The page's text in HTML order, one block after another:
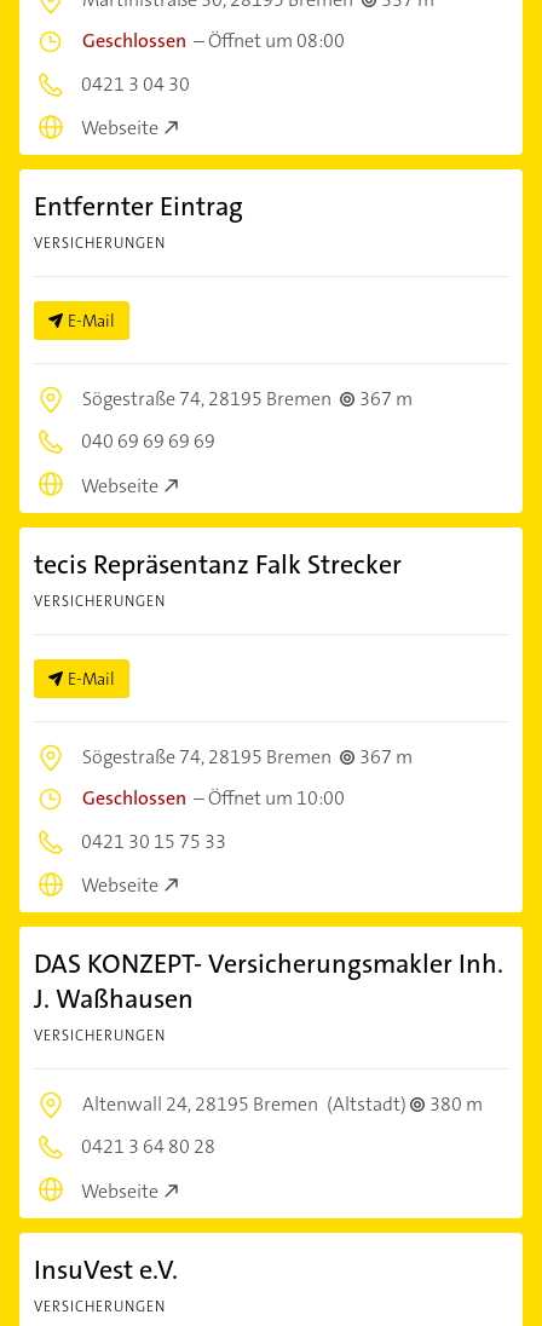
Geschlossen –Öffnet um 08:00
0421 3 04 30
Webseite
Entfernter Eintrag
VERSICHERUNGEN
E-Mail
Sögestraße 74,28195 Bremen
367 m
040 69 69 69 69
Webseite
tecis Repräsentanz Falk Strecker
VERSICHERUNGEN
E-Mail
Sögestraße 74,28195 Bremen
367 m
Geschlossen –Öffnet um 10:00
0421 30 15 75 33
Webseite
DAS KONZEPT- Versicherungsmakler Inh.
J. Waßhausen
VERSICHERUNGEN
Altenwall 24,28195 Bremen (Altstadt)
380 m
0421 3 64 80 28
Webseite
InsuVest e.V.
VERSICHERUNGEN